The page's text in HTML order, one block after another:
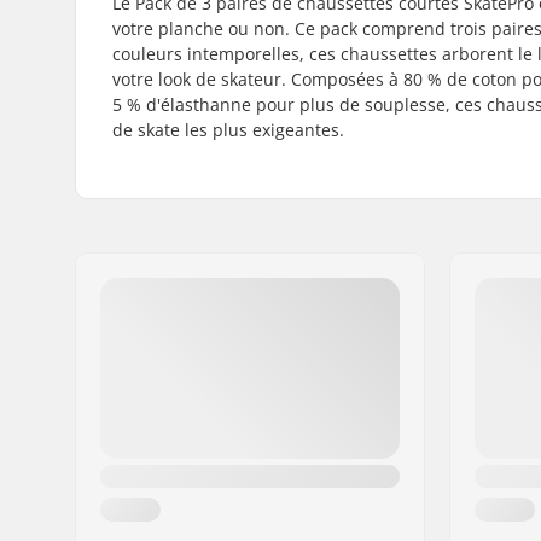
votre planche ou non. Ce pack comprend trois
couleurs intemporelles, ces chaussettes arborent
votre look de skateur. Composées à 80 % de
5 % d'élasthanne pour plus de souplesse, ces
de skate les plus exigeantes.